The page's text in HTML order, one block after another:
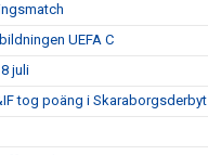
UEFA C
juli
tog poäng i Skaraborgsderbyt